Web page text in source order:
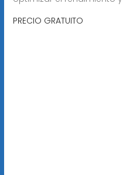
PRECIO GRATUITO